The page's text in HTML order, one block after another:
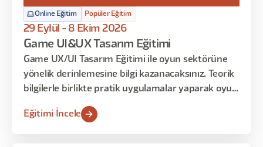
Online Eğitim Popüler Eğitim
29 Eylül - 8 Ekim 2026
Game UI&UX Tasarım Eğitimi
Game UX/UI Tasarım Eğitimi ile oyun sektörüne
yönelik derinlemesine bilgi kazanacaksınız. Teorik
bilgilerle birlikte pratik uygulamalar yaparak oyun
ve sadece oyun stüdyolarında bilinen teknik
Eğitimi İncele